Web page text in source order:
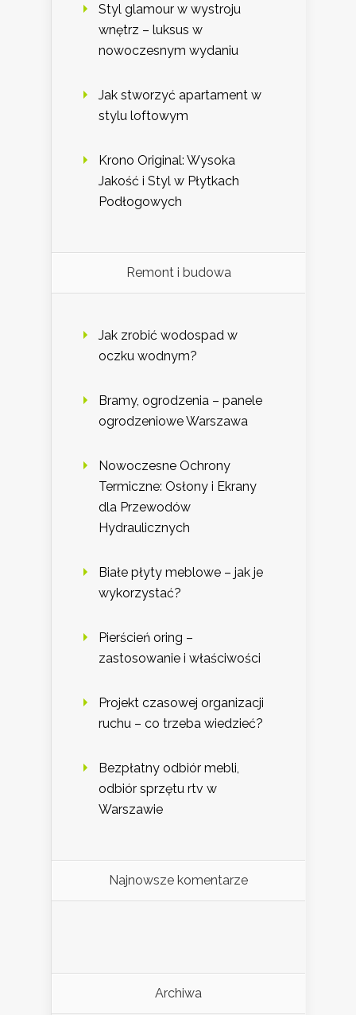
Styl glamour w wystroju
wnętrz – luksus w
nowoczesnym wydaniu
Jak stworzyć apartament w
stylu loftowym
Krono Original: Wysoka
Jakość i Styl w Płytkach
Podłogowych
Remont i budowa
Jak zrobić wodospad w
oczku wodnym?
Bramy, ogrodzenia – panele
ogrodzeniowe Warszawa
Nowoczesne Ochrony
Termiczne: Osłony i Ekrany
dla Przewodów
Hydraulicznych
Białe płyty meblowe – jak je
wykorzystać?
Pierścień oring –
zastosowanie i właściwości
Projekt czasowej organizacji
ruchu – co trzeba wiedzieć?
Bezpłatny odbiór mebli,
odbiór sprzętu rtv w
Warszawie
Najnowsze komentarze
Archiwa